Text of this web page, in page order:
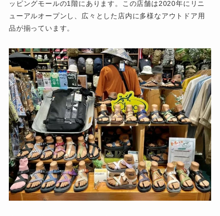
ッピングモールの1階にあります。この店舗は2020年にリニ
ューアルオープンし、広々とした店内に多様なアウトドア用
品が揃っています。